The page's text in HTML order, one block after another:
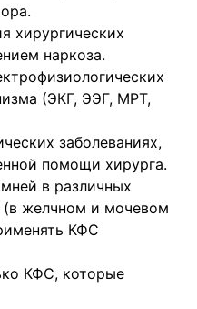
хирургических
наркоза.
(ЭКГ, ЭЭГ, МРТ,
заболеваниях,
помощи хирурга.
в различных
(в желчном и мочевом
КФС
КФС, которые